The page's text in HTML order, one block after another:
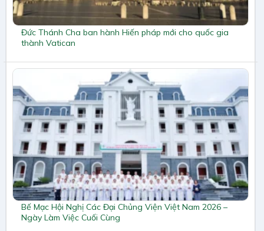
Đức Thánh Cha ban hành Hiến pháp mới cho quốc gia
thành Vatican
Bế Mạc Hội Nghị Các Đại Chủng Viện Việt Nam 2026 –
Ngày Làm Việc Cuối Cùng